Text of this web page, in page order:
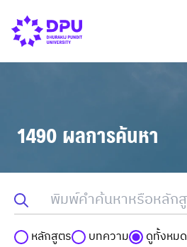
1490 ผลการค้นหา
หลักสูตร บทความ ดูทั้งหมด